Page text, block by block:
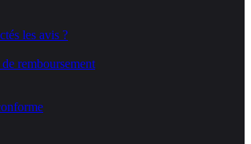
les avis ?
remboursement